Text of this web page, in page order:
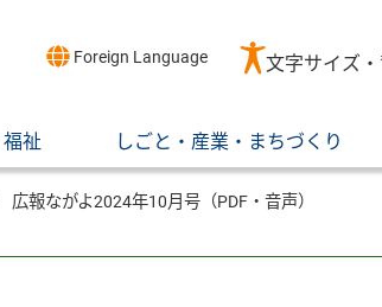
Foreign Language 文字サイズ
祉 しごと・産業・まちづくり
広報ながよ2024年10月号（PDF・音声）